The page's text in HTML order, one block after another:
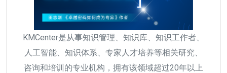
KMCenter是从事知识管理、知识库、知识工作者、
人工智能、知识体系、专家人才培养等相关研究、
咨询和培训的专业机构，拥有该领域超过20年以上